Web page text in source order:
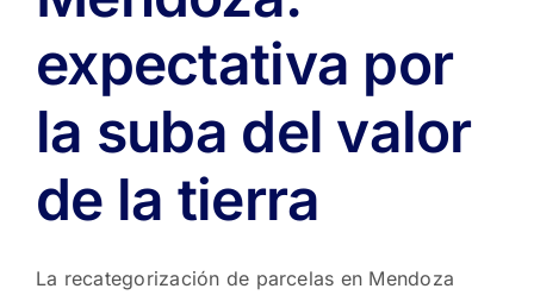
expectativa por
la suba del valor
de la tierra
La recategorización de parcelas en Mendoza